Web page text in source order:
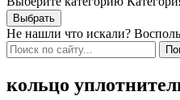
Не нашли что искали?
кольцо